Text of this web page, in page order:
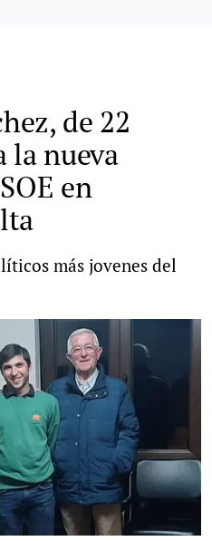
de 22
la nueva
en
más jovenes del